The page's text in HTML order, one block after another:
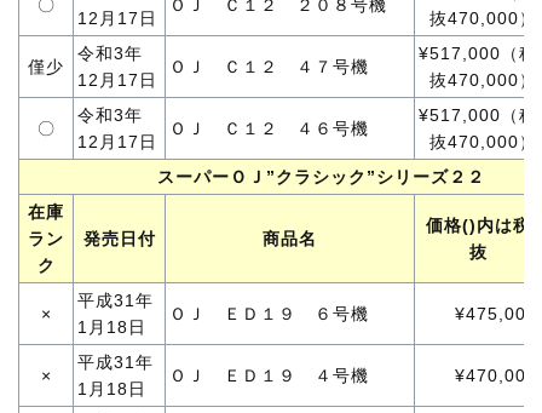
〇
12月17日
ＯＪ Ｃ１２ ２０８号機
抜470,000）
僅少
令和3年
12月17日
ＯＪ Ｃ１２ ４７号機
¥517,000（税
抜470,000）
〇
令和3年
12月17日
ＯＪ Ｃ１２ ４６号機
¥517,000（税
抜470,000）
スーパーＯＪ”クラシック”シリーズ２２
在庫
ラン
ク
発売日付 商品名
価格()内は税
抜
×
平成31年
1月18日
ＯＪ ＥＤ１９ ６号機 ¥475,000
×
平成31年
1月18日
ＯＪ ＥＤ１９ ４号機 ¥470,000